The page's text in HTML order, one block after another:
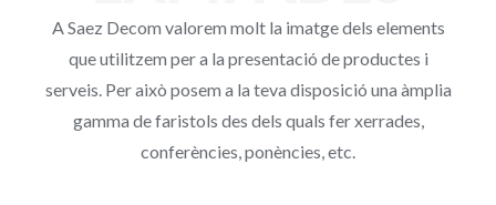
A Saez Decom valorem molt la imatge dels elements
que utilitzem per a la presentació de productes i
serveis. Per això posem a la teva disposició una àmplia
gamma de faristols des dels quals fer xerrades,
conferències, ponències, etc.